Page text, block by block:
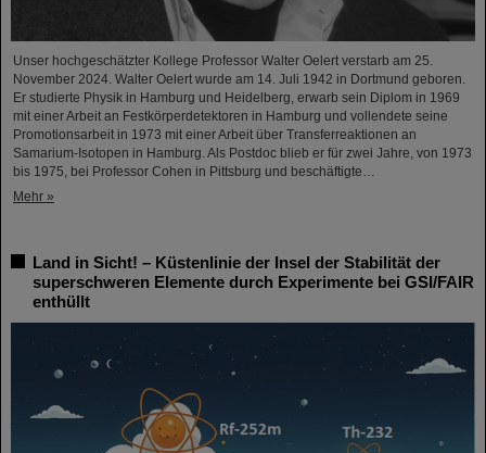
Unser hochgeschätzter Kollege Professor Walter Oelert verstarb am 25.
November 2024. Walter Oelert wurde am 14. Juli 1942 in Dortmund geboren.
Er studierte Physik in Hamburg und Heidelberg, erwarb sein Diplom in 1969
mit einer Arbeit an Festkörperdetektoren in Hamburg und vollendete seine
Promotionsarbeit in 1973 mit einer Arbeit über Transferreaktionen an
Samarium-Isotopen in Hamburg. Als Postdoc blieb er für zwei Jahre, von 1973
bis 1975, bei Professor Cohen in Pittsburg und beschäftigte…
Mehr »
Land in Sicht! – Küstenlinie der Insel der Stabilität der
superschweren Elemente durch Experimente bei GSI/FAIR
enthüllt